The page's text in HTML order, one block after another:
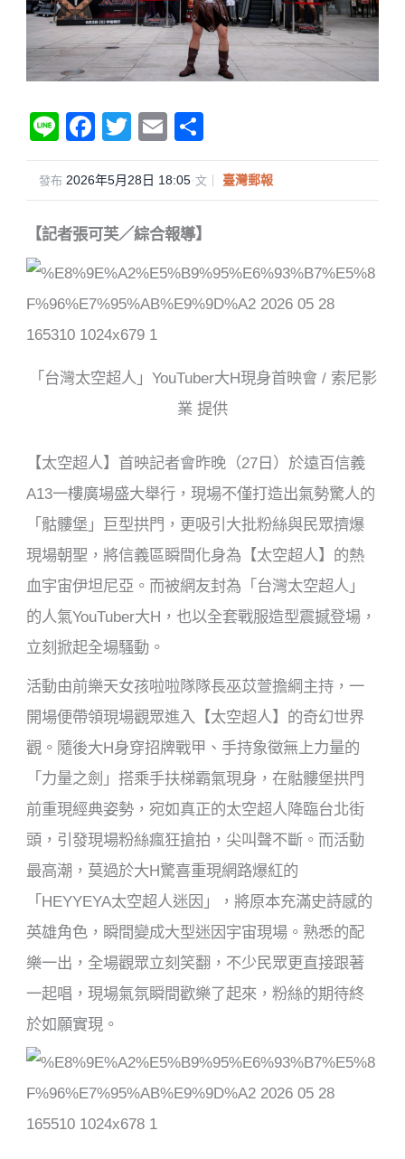
Li
n
e
F
a
c
b
o
o
k
T
wi
tt
E
m
ail
享
發布 2026年5月28日 18:05·文｜ 臺灣郵報
【記者張可芙／綜合報導】
「台灣太空超人」YouTuber大H現身首映會 / 索尼影
業 提供
【太空超人】首映記者會昨晚（27日）於遠百信義
A13一樓廣場盛大舉行，現場不僅打造出氣勢驚人的
「骷髏堡」巨型拱門，更吸引大批粉絲與民眾擠爆
現場朝聖，將信義區瞬間化身為【太空超人】的熱
血宇宙伊坦尼亞。而被網友封為「台灣太空超人」
的人氣YouTuber大H，也以全套戰服造型震撼登場，
立刻掀起全場騷動。
活動由前樂天女孩啦啦隊隊長巫苡萱擔綱主持，一
開場便帶領現場觀眾進入【太空超人】的奇幻世界
觀。隨後大H身穿招牌戰甲、手持象徵無上力量的
「力量之劍」搭乘手扶梯霸氣現身，在骷髏堡拱門
前重現經典姿勢，宛如真正的太空超人降臨台北街
頭，引發現場粉絲瘋狂搶拍，尖叫聲不斷。而活動
最高潮，莫過於大H驚喜重現網路爆紅的
「HEYYEYA太空超人迷因」，將原本充滿史詩感的
英雄角色，瞬間變成大型迷因宇宙現場。熟悉的配
樂一出，全場觀眾立刻笑翻，不少民眾更直接跟著
一起唱，現場氣氛瞬間歡樂了起來，粉絲的期待終
於如願實現。